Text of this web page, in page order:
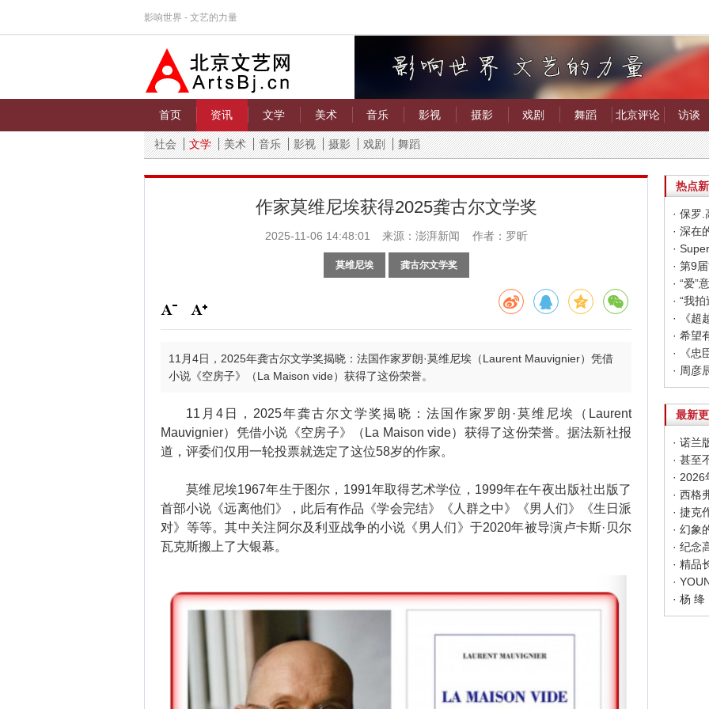
影响世界 - 文艺的力量
首页 资讯 文学 美术 音乐 影视 摄影 戏剧 舞蹈 北京评论 访谈
社会 文学 美术 音乐 影视 摄影 戏剧 舞蹈
作家莫维尼埃获得2025龚古尔文学奖
2025-11-06 14:48:01 来源：澎湃新闻 作者：罗昕
莫维尼埃 龚古尔文学奖
11月4日，2025年龚古尔文学奖揭晓：法国作家罗朗·莫维尼埃（Laurent Mauvignier）凭借
小说《空房子》（La Maison vide）获得了这份荣誉。
11月4日，2025年龚古尔文学奖揭晓：法国作家罗朗·莫维尼埃（Laurent
Mauvignier）凭借小说《空房子》（La Maison vide）获得了这份荣誉。据法新社报
道，评委们仅用一轮投票就选定了这位58岁的作家。
莫维尼埃1967年生于图尔，1991年取得艺术学位，1999年在午夜出版社出版了
首部小说《远离他们》，此后有作品《学会完结》《人群之中》《男人们》《生日派
对》等等。其中关注阿尔及利亚战争的小说《男人们》于2020年被导演卢卡斯·贝尔
瓦克斯搬上了大银幕。
热点
· 保罗
· 深在
· “爱”
· “我
· 《超
· 《忠
最新
· 甚至
·
· 幻象
· 纪念
· 精品
· 杨